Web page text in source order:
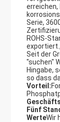
Serie,
ROHS-
Seit der
"suchen"
Hingabe,
so dass
Vorteil:
Fünf
WerteWir